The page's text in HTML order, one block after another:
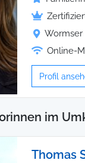
Wormser
Online-
Profil
im
Thomas